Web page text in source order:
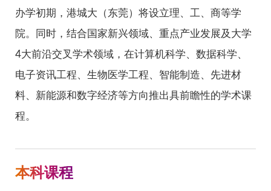
办学初期，港城大（东莞）将设立理、工、商等学
院。同时，结合国家新兴领域、重点产业发展及大学
4大前沿交叉学术领域，在计算机科学、数据科学、
电子资讯工程、生物医学工程、智能制造、先进材
料、新能源和数字经济等方向推出具前瞻性的学术课
程。
本科课程